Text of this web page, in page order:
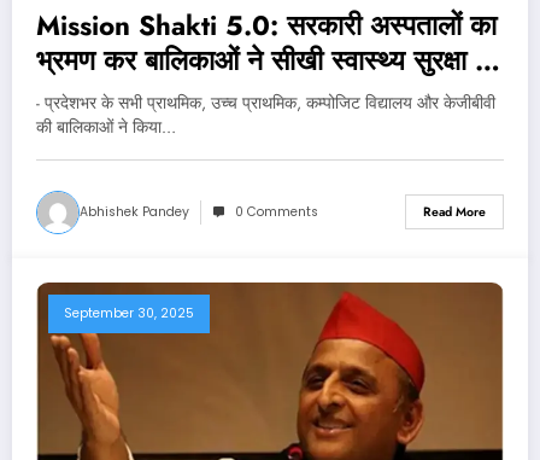
Mission Shakti 5.0: सरकारी अस्पतालों का
भ्रमण कर बालिकाओं ने सीखी स्वास्थ्य सुरक्षा की
बारीकियां
- प्रदेशभर के सभी प्राथमिक, उच्च प्राथमिक, कम्पोजिट विद्यालय और केजीबीवी
की बालिकाओं ने किया…
Abhishek Pandey 0 Comments Read More
September 30, 2025